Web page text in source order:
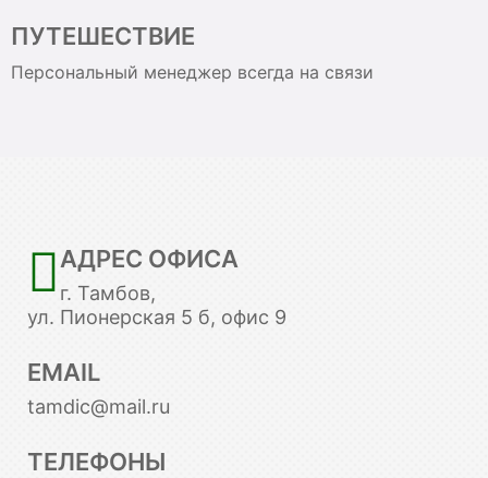
ПУТЕШЕСТВИЕ
Персональный менеджер всегда на связи
АДРЕС ОФИСА
г. Тамбов,
ул. Пионерская 5 б, офис 9
EMAIL
tamdic@mail.ru
ТЕЛЕФОНЫ